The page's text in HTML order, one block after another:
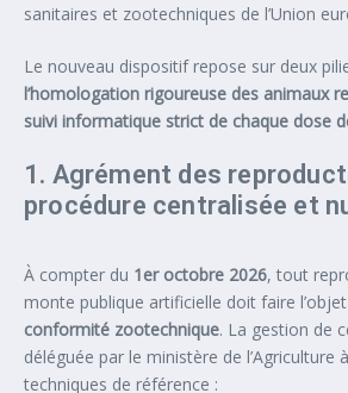
sanitaires et zootechniques de l’Union
Le nouveau dispositif repose sur deux
l’homologation rigoureuse des animaux
suivi informatique strict de chaque dose
1. Agrément des
procédure centralisée et
À compter du 1er octobre 2026, tout
monte publique artificielle doit faire l’objet
conformité zootechnique. La gestion de
déléguée par le ministère de l’Agriculture
techniques de référence :